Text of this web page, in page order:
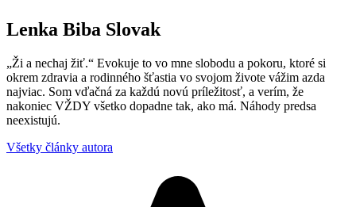
Lenka Biba Slovak
„Ži a nechaj žiť.“ Evokuje to vo mne slobodu a pokoru, ktoré si
okrem zdravia a rodinného šťastia vo svojom živote vážim azda
najviac. Som vďačná za každú novú príležitosť, a verím, že
nakoniec VŽDY všetko dopadne tak, ako má. Náhody predsa
neexistujú.
Všetky články autora